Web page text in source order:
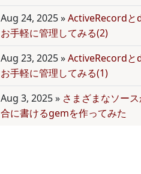
Aug 24, 2025»ActiveRecordと
お手軽に管理してみる(2)
Aug 23, 2025»ActiveRecordと
お手軽に管理してみる(1)
Aug 3, 2025» さまざまなソー
合に書けるgemを作ってみた